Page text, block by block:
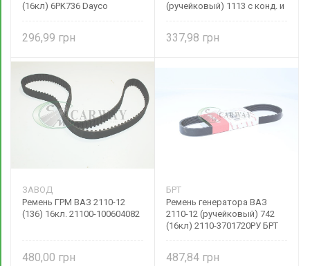
(16кл) 6PK736 Dayco
296,99
(ручейковый) 1113 с конд. и
337,98
ЗАВОД
Ремень ГРМ ВАЗ 2110-12
(136) 16кл. 21100-100604082
480,00
БРТ
Ремень генератора ВАЗ
2110-12 (ручейковый) 742
(16кл) 2110-3701720РУ БРТ
487,84